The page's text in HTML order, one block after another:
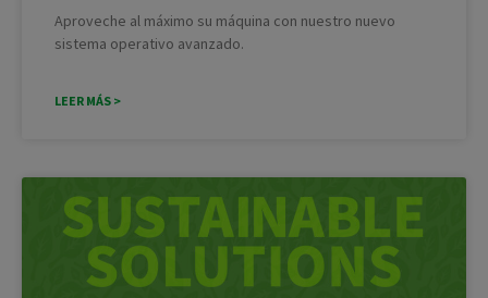
Aproveche al máximo su máquina con nuestro nuevo
sistema operativo avanzado.
LEER MÁS >